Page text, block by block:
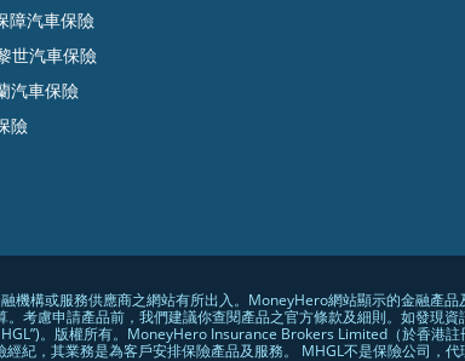
障汽車保險
世汽車保險
汽車保險
險
構或服務供應商之網站有所出入。MoneyHero網站顯示的金融產
考慮申請產品前，我們建議你查閱產品之官方條款及細則。如發現資
。版權所有。MoneyHero Insurance Brokers Limited（於香港註
紀，其業務是為客戶安排保險產品及服務。 MHGL不是保險公司，